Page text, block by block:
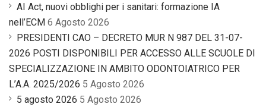
AI Act, nuovi obblighi per i sanitari: formazione IA
nell’ECM 6 Agosto 2026
PRESIDENTI CAO – DECRETO MUR N 987 DEL 31-07-
2026 POSTI DISPONIBILI PER ACCESSO ALLE SCUOLE DI
SPECIALIZZAZIONE IN AMBITO ODONTOIATRICO PER
L’A.A. 2025/2026 5 Agosto 2026
5 agosto 2026 5 Agosto 2026